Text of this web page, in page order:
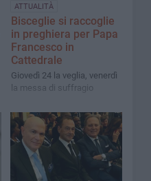
ATTUALITÀ
Bisceglie si raccoglie
in preghiera per Papa
Francesco in
Cattedrale
Giovedì 24 la veglia, venerdì
la messa di suffragio